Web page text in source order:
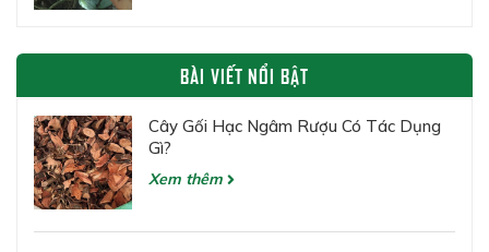
BÀI VIẾT NỔI BẬT
Cây Gối Hạc Ngâm Rượu Có Tác Dụng
Gì?
Xem thêm